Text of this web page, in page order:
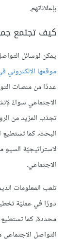
بإعلاناتهم.
كيف تجتمع
يمكن لوسائل
موقعها
عددًا من منصات
الاجتماعي سواءً
تجذب المزيد من
البحث، كما
لاستراتيجيّة
الاجتماعي.
تلعب المعلومات
دورًا في عمليّة
محددة، كما تستطيع
التواصل